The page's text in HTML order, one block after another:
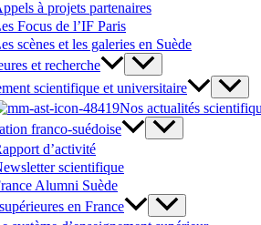
à projets partenaires
Focus de l’IF Paris
scènes et les galeries en Suède
et recherche
scientifique et universitaire
Nos actualités
franco-suédoise
d’activité
scientifique
Alumni Suède
en France